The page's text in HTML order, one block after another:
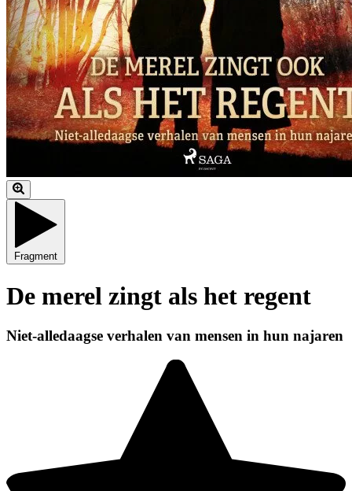
Fragment
De merel zingt als het regent
Niet-alledaagse verhalen van mensen in hun najaren